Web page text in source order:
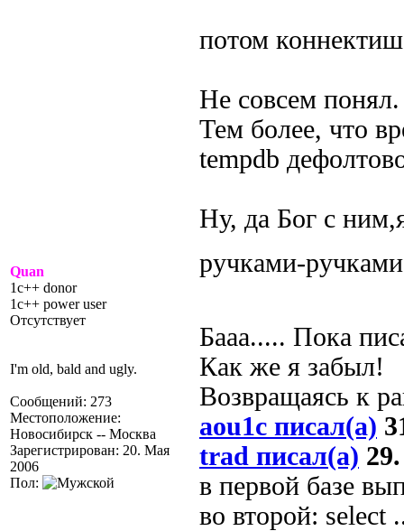
Quan
1c++ donor
1c++ power user
Отсутствует
I'm old, bald and ugly.
Сообщений: 273
Местоположение:
Новосибирск -- Москва
Зарегистрирован: 20. Мая
2006
Пол:
потом
Не совсем понял.
Тем более, что
tempdb
Ну, да Бог с
ручками-
Бааа..... Пока
Как же я забыл!
Возвращаясь к
aou1c писал(а)
trad писал(а)
в первой базе
во второй: select